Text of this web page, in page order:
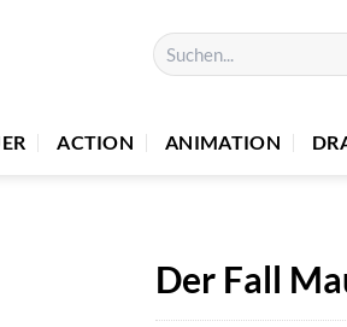
Suchen
nach:
ACTION ANIMATION
Der Fall